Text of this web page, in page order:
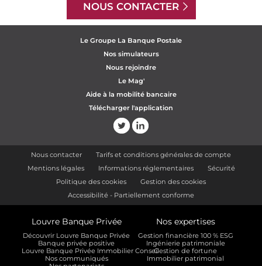
NOUS CONTACTER
Le Groupe La Banque Postale
Nos simulateurs
Nous rejoindre
Le Mag'
Aide à la mobilité bancaire
Télécharger l'application
Nous contacter
Tarifs et conditions générales de compte
Mentions légales
Informations réglementaires
Sécurité
Politique des cookies
Gestion des cookies
Accessibilité - Partiellement conforme
Louvre Banque Privée
Découvrir Louvre Banque Privée
Banque privée positive
Louvre Banque Privée Immobilier Conseil
Nos communiqués
Nos expertises
Gestion financière 100 % ESG
Ingénierie patrimoniale
Gestion de fortune
Immobilier patrimonial